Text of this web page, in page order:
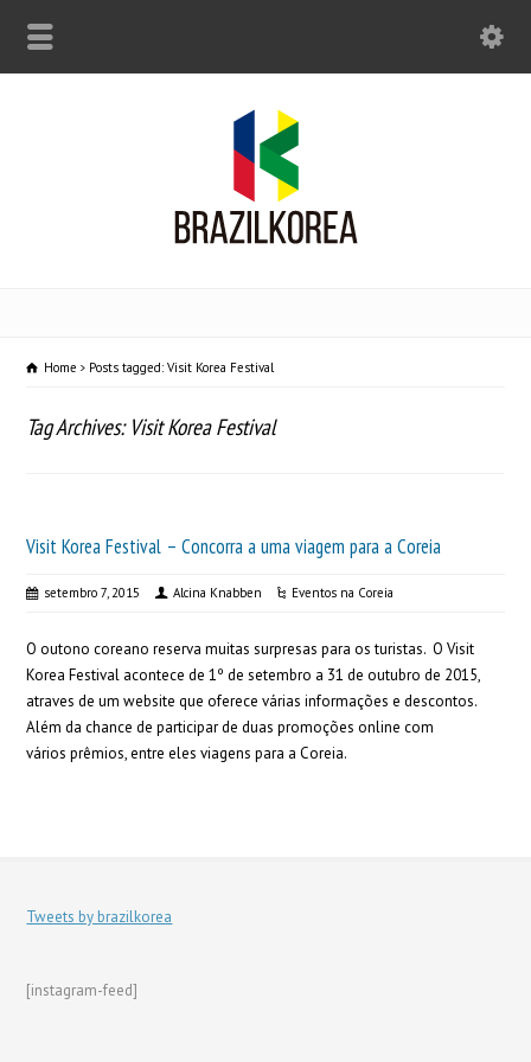
Home Posts tagged: Visit Korea Festival
Tag Archives: Visit Korea Festival
Visit Korea Festival – Concorra a uma viagem para a Coreia
setembro 7, 2015 Alcina Knabben Eventos na Coreia
O outono coreano reserva muitas surpresas para os turistas. O Visit
Korea Festival acontece de 1º de setembro a 31 de outubro de 2015,
atraves de um website que oferece várias informações e descontos.
Além da chance de participar de duas promoções online com
vários prêmios, entre eles viagens para a Coreia.
Tweets by brazilkorea
[instagram-feed]